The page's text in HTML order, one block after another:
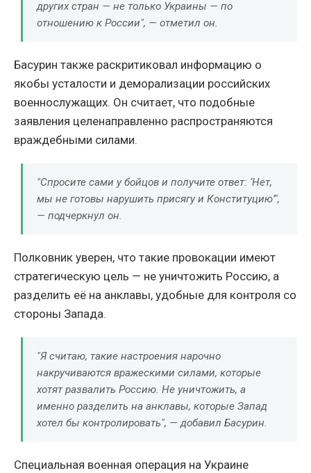
других стран — не только Украины — по
отношению к России", — отметил он.
Басурин также раскритиковал информацию о
якобы усталости и деморализации российских
военнослужащих. Он считает, что подобные
заявления целенаправленно распространяются
враждебными силами.
"Спросите сами у бойцов и получите ответ: ‘Нет,
мы не готовы нарушить присягу и Конституцию’",
— подчеркнул он.
Полковник уверен, что такие провокации имеют
стратегическую цель — не уничтожить Россию, а
разделить её на анклавы, удобные для контроля со
стороны Запада.
"Я считаю, такие настроения нарочно
накручиваются вражескими силами, которые
хотят развалить Россию. Не уничтожить, а
именно разделить на анклавы, которые Запад
хотел бы контролировать", — добавил Басурин.
Специальная военная операция на Украине